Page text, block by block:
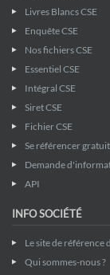
Livres Blancs CSE
Enquête CSE
Nos fichiers CSE
Essentiel CSE
Intégral CSE
Siret CSE
Fichier CSE
Se référencer
Demande
API
INFO SOCIÉTÉ
Le site de référence
Qui sommes-nous ?